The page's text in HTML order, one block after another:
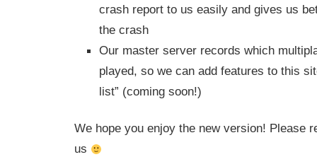
crash report to us easily and gives us
the crash
Our master server records which
played, so we can add features to this
list” (coming soon!)
We hope you enjoy the new version! Please
us